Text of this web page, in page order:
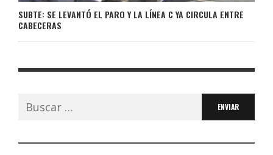
SUBTE: SE LEVANTÓ EL PARO Y LA LÍNEA C YA CIRCULA ENTRE
CABECERAS
Buscar: